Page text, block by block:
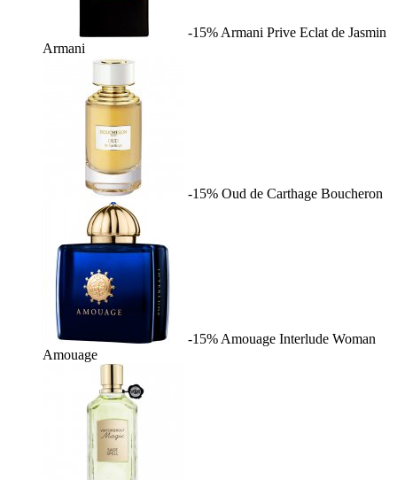
-15% Armani Prive Eclat de Jasmin
Armani
-15% Oud de Carthage Boucheron
-15% Amouage Interlude Woman
Amouage